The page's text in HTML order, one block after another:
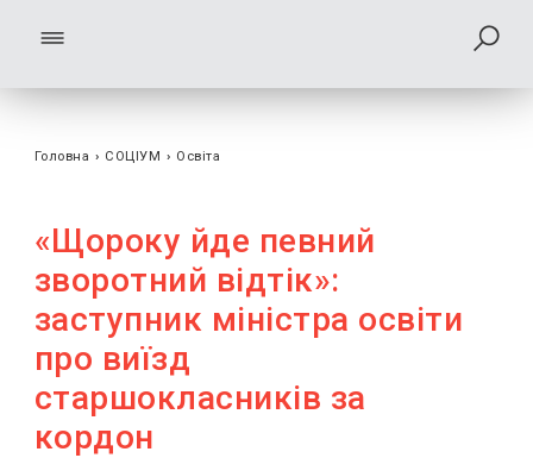
Головна › СОЦІУМ › Освіта
«Щороку йде певний
зворотний відтік»:
заступник міністра освіти
про виїзд
старшокласників за
кордон